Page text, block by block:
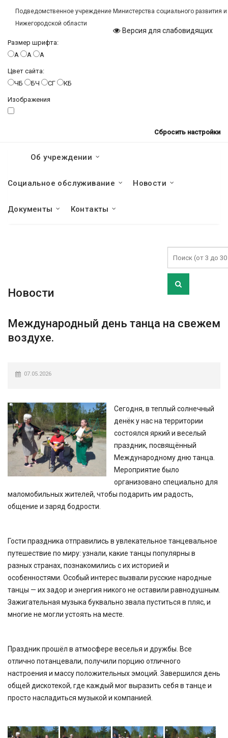
Подведомственное учреждение Министерства социального развития
Нижегородской области
Версия для слабовидящих
Размер шрифта:
A
A A
Цвет сайта:
ЧБ
БЧ СГ КБ
Изображения
Сбросить настройки
Об учреждении
Социальное обслуживание Новости
Документы Контакты
Новости
Международный день танца на свежем
воздухе.
07.05.2026
Сегодня, в теплый солнечный
денёк у нас на территории
состоялся яркий и веселый
праздник, посвящённый
Международному дню танца.
Мероприятие было
организовано специально для
маломобильных жителей, чтобы подарить им радость,
общение и заряд бодрости.
Гости праздника отправились в увлекательное танцевальное
путешествие по миру: узнали, какие танцы популярны в
разных странах, познакомились с их историей и
особенностями. Особый интерес вызвали русские народные
танцы — их задор и энергия никого не оставили равнодушным.
Зажигательная музыка буквально звала пуститься в пляс, и
многие не могли устоять на месте.
Праздник прошёл в атмосфере веселья и дружбы. Все
отлично потанцевали, получили порцию отличного
настроения и массу положительных эмоций. Завершился день
общей дискотекой, где каждый мог выразить себя в танце и
просто насладиться музыкой и компанией.